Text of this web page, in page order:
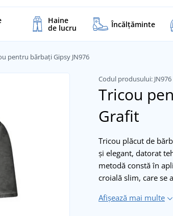
Haine
de lucru Încălţăminte
pentru bărbați Gipsy JN976
Codul produsului: JN976
Tricou
Grafit
Tricou plăcut de
și elegant, datorat
metodă constă în
croială slim, care se
Afișează mai multe